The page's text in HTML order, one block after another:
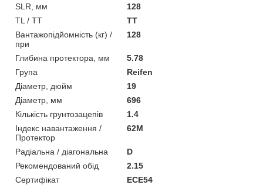
SLR, мм
128
TL / TT
TT
Вантажопідйомність (кг) /
при
128
Глибина протектора, мм
5.78
Група
Reifen
Діаметр, дюйм
19
Діаметр, мм
696
Кількість грунтозацепів
1.4
Індекс навантаження /
Протектор
62M
Радіальна / діагональна
D
Рекомендований обід
2.15
Сертифікат
ECE54